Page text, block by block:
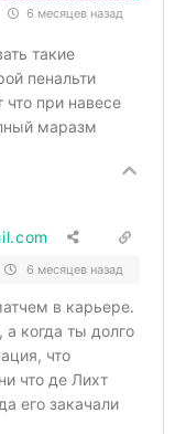
6 месяцев назад
такие
пенальти
что при навесе
маразм
6 месяцев назад
в карьере.
когда ты долго
что
что де Лихт
его закачали